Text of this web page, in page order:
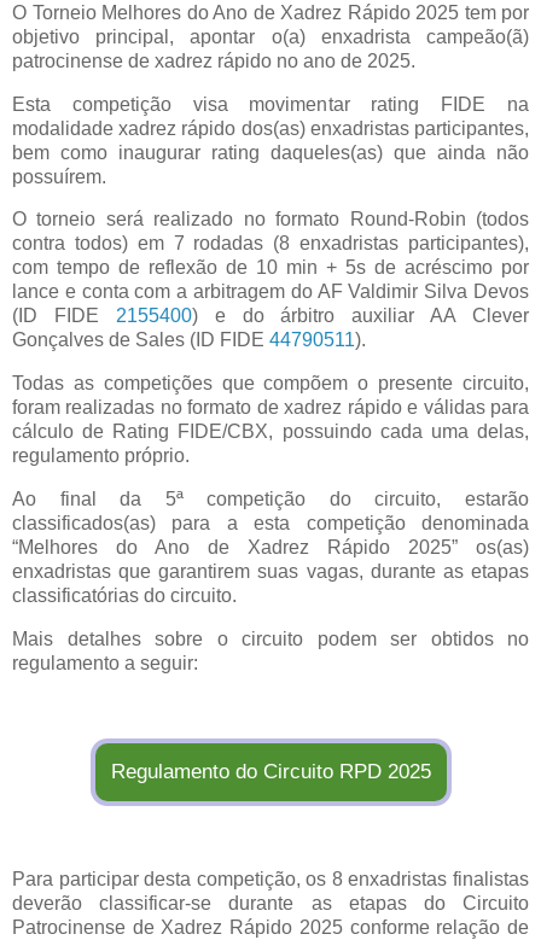
O Torneio Melhores do Ano de Xadrez Rápido 2025 tem por
objetivo principal, apontar o(a) enxadrista campeão(ã)
patrocinense de xadrez rápido no ano de 2025.
Esta competição visa movimentar rating FIDE na
modalidade xadrez rápido dos(as) enxadristas participantes,
bem como inaugurar rating daqueles(as) que ainda não
possuírem.
O torneio será realizado no formato Round-Robin (todos
contra todos) em 7 rodadas (8 enxadristas participantes),
com tempo de reflexão de 10 min + 5s de acréscimo por
lance e conta com a arbitragem do AF Valdimir Silva Devos
(ID FIDE 2155400) e do árbitro auxiliar AA Clever
Gonçalves de Sales (ID FIDE 44790511).
Todas as competições que compõem o presente circuito,
foram realizadas no formato de xadrez rápido e válidas para
cálculo de Rating FIDE/CBX, possuindo cada uma delas,
regulamento próprio.
Ao final da 5ª competição do circuito, estarão
classificados(as) para a esta competição denominada
“Melhores do Ano de Xadrez Rápido 2025” os(as)
enxadristas que garantirem suas vagas, durante as etapas
classificatórias do circuito.
Mais detalhes sobre o circuito podem ser obtidos no
regulamento a seguir:
Regulamento do Circuito RPD 2025
Para participar desta competição, os 8 enxadristas finalistas
deverão classificar-se durante as etapas do Circuito
Patrocinense de Xadrez Rápido 2025 conforme relação de